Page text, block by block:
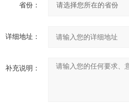
省份：
详细地址：
补充说明：